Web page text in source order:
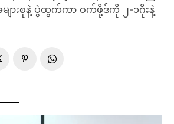
ျားစုနဲ့ ပွဲထွက်ကာ ဝက်ဖို့ဒ်ကို ၂-၁ဂိုးနဲ့